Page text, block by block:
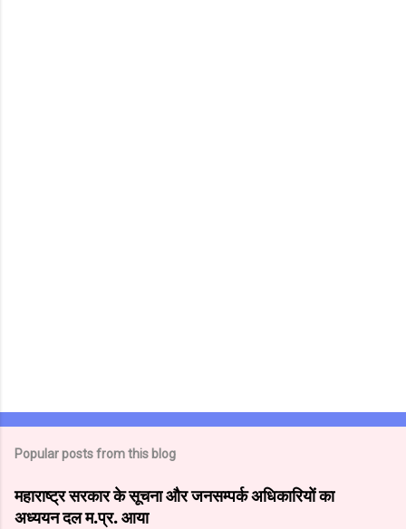
Popular posts from this blog
महाराष्ट्र सरकार के सूचना और जनसम्पर्क अधिकारियों का
अध्ययन दल म.प्र. आया